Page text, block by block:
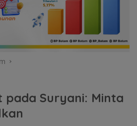
pada Suryani: Minta